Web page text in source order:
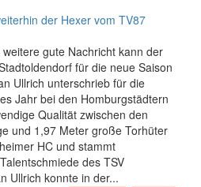
gute Nachricht kann der
für die neue Saison
Ullrich unterschrieb für die
Jahr bei den Homburgstädtern
Qualität zwischen den
und 1,97 Meter große Torhüter
HC und stammt
des TSV
Ullrich konnte in der...